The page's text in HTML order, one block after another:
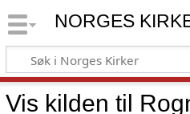
NORGES
Vis kilden til